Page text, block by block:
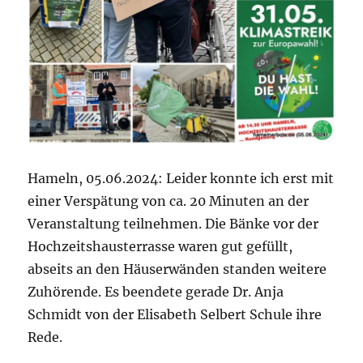
Hameln, 05.06.2024: Leider konnte ich erst mit
einer Verspätung von ca. 20 Minuten an der
Veranstaltung teilnehmen. Die Bänke vor der
Hochzeitshausterrasse waren gut gefüllt,
abseits an den Häuserwänden standen weitere
Zuhörende. Es beendete gerade Dr. Anja
Schmidt von der Elisabeth Selbert Schule ihre
Rede.